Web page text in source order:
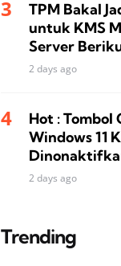
TPM Bakal
untuk KMS
Server
2 days ago
Hot : Tombol
Windows 11
2 days ago
Trending